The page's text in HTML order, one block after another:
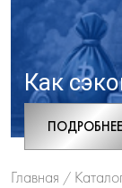
Как
ПОДРОБНЕЕ
Главная /